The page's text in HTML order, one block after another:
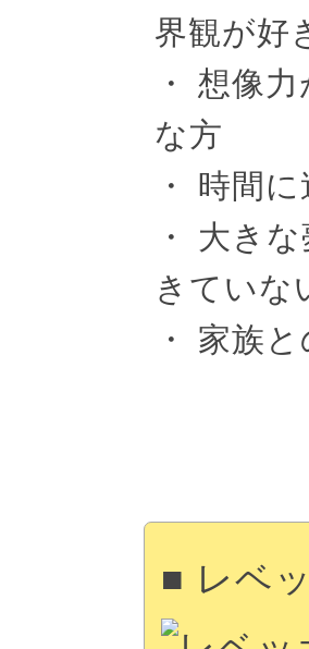
界観が好
・ 想像
な方
・ 時間
・ 大き
きていな
・ 家族
■ レベ